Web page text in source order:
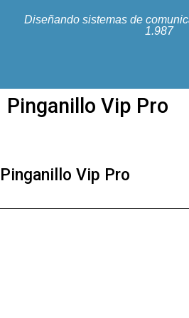
Diseñando sistemas de
1.987
Pinganillo Vip Pro
Pinganillo Vip Pro